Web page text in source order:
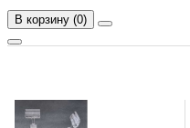
В корзину (0)